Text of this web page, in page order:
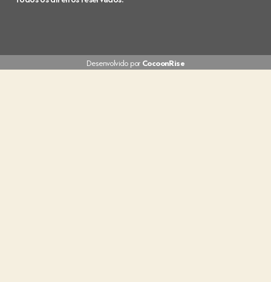
Desenvolvido por CocoonRise